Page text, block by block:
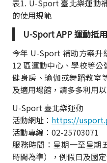
表1. U-Sport 臺北樂運動
的使用規範
U-Sport APP 運動抵
今年 U-Sport 補助方案升
12 區運動中心、學校等
健身房、瑜伽或舞蹈教室
及適用場館，請多多利用
U-Sport 臺北樂運動
活動網址： https://
活動專線：02-25703071
服務時間：星期一至星期
時間為準），例假日及國